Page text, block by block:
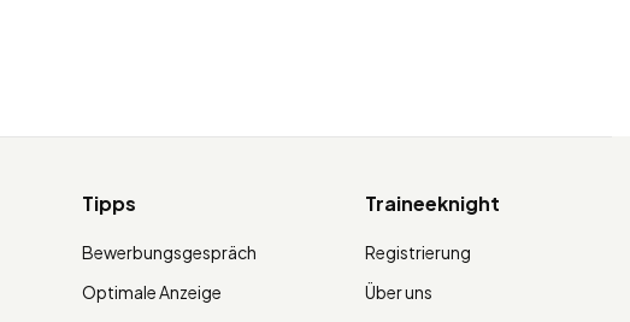
Tipps
Bewerbungsgespräch
Optimale Anzeige
Traineeknight
Registrierung
Über uns